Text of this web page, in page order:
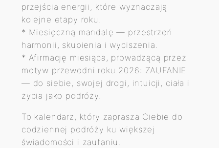
j
a
l
s
c
z
n
a
przejścia energii, które wyznaczają
kolejne etapy roku.
* Miesięczną mandalę — przestrzeń
harmonii, skupienia i wyciszenia.
* Afirmację miesiąca, prowadzącą przez
motyw przewodni roku 2026: ZAUFANIE
— do siebie, swojej drogi, intuicji, ciała i
życia jako podróży.
To kalendarz, który zaprasza Ciebie do
codziennej podróży ku większej
świadomości i zaufaniu.